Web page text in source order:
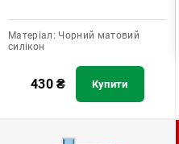
Матеріал: Чорний матовий
силікон
430₴ Купити